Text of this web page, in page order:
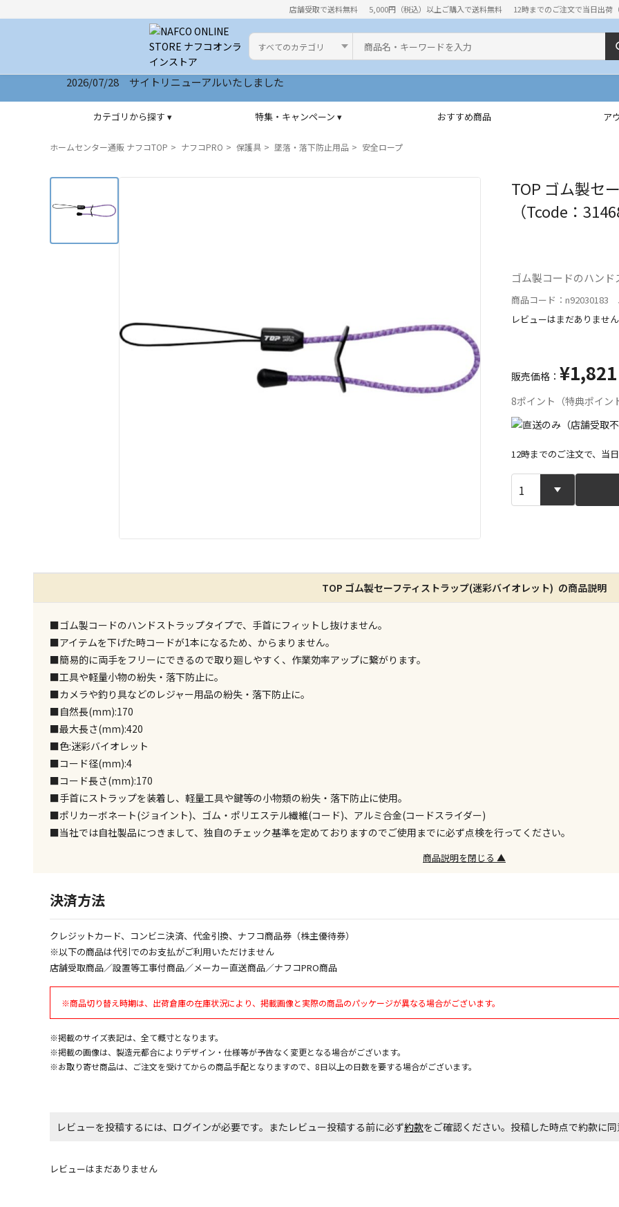
店舗受取で送料無料 5,000円（税込）以上ご購入で送料無料 12時までのご注文で当日出荷（
カテゴリ
検索キーワード
2026/07/28 サイトリニューアルいたしました
カテゴリから探す ▾ 特集・キャンペーン ▾ おすすめ商品 ア
ホームセンター通販 ナフコTOP ナフコPRO 保護具 墜落・落下防止用品 安全ロープ
TOP ゴム製セ
（Tcode：
ゴム製コードのハンド
商品コード：n92030183
レビューはまだありません
販売価格： ¥1,821
8ポイント（特典ポイン
宅配や店舗
特定の店舗
ん）
12時までのご注文で、当
TOP ゴム製セーフティストラップ(迷彩バイオレット) の商品説明
■ゴム製コードのハンドストラップタイプで、手首にフィットし抜けません。
■アイテムを下げた時コードが1本になるため、からまりません。
■簡易的に両手をフリーにできるので取り廻しやすく、作業効率アップに繋がります。
■工具や軽量小物の紛失・落下防止に。
■カメラや釣り具などのレジャー用品の紛失・落下防止に。
■自然長(mm):170
■最大長さ(mm):420
■色:迷彩バイオレット
■コード径(mm):4
■コード長さ(mm):170
■手首にストラップを装着し、軽量工具や鍵等の小物類の紛失・落下防止に使用。
■ポリカーボネート(ジョイント)、ゴム・ポリエステル繊維(コード)、アルミ合金(コードスライダー)
■当社では自社製品につきまして、独自のチェック基準を定めておりますのでご使用までに必ず点検を行ってください。
商品説明を閉じる ▲
決済方法
クレジットカード、コンビニ決済、代金引換、ナフコ商品券（株主優待券）
※以下の商品は代引でのお支払がご利用いただけません
店舗受取商品／設置等工事付商品／メーカー直送商品／ナフコPRO商品
※商品切り替え時期は、出荷倉庫の在庫状況により、掲載画像と実際の商品のパッケージが異なる場合がございます。
※掲載のサイズ表記は、全て概寸となります。
※掲載の画像は、製造元都合によりデザイン・仕様等が予告なく変更となる場合がございます。
※お取り寄せ商品は、ご注文を受けてからの商品手配となりますので、8日以上の日数を要する場合がございます。
レビューを投稿するには、ログインが必要です。またレビュー投稿する前に必ず約款をご確認ください。投稿した時点で約款
レビューはまだありません